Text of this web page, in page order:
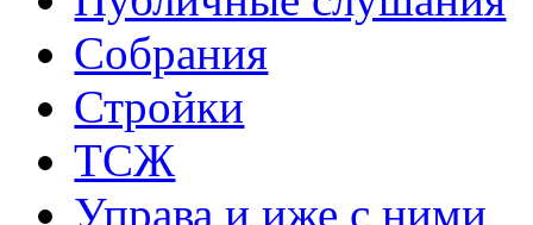
Собрания
Стройки
ТСЖ
Управа и иже с ними